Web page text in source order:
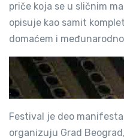
priče koja se u sličnim
opisuje kao samit
domaćem i
.
Festival je deo
organizuju Grad